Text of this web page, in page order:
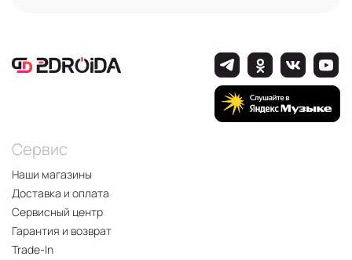
Сервис
Наши магазины
Доставка и оплата
Сервисный центр
Гарантия и возврат
Trade-In